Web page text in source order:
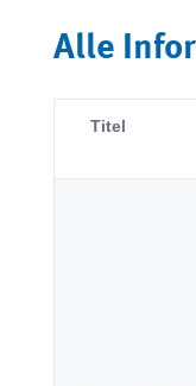
Alle
Titel